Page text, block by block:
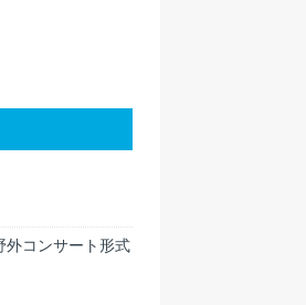
外コンサート形式